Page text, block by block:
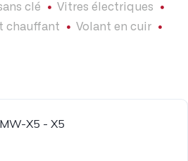
clé
Vitres électriques
chauffant
Volant en cuir